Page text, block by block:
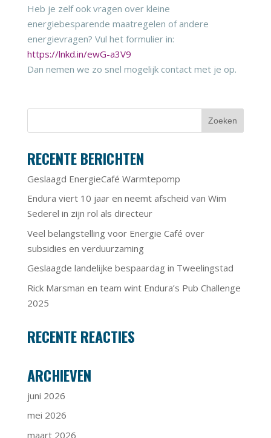
Heb je zelf ook vragen over kleine
energiebesparende maatregelen of andere
energievragen? Vul het formulier in:
https://lnkd.in/ewG-a3V9
Dan nemen we zo snel mogelijk contact met je op.
RECENTE BERICHTEN
Geslaagd EnergieCafé Warmtepomp
Endura viert 10 jaar en neemt afscheid van Wim
Sederel in zijn rol als directeur
Veel belangstelling voor Energie Café over
subsidies en verduurzaming
Geslaagde landelijke bespaardag in Tweelingstad
Rick Marsman en team wint Endura’s Pub Challenge
2025
RECENTE REACTIES
ARCHIEVEN
juni 2026
mei 2026
maart 2026